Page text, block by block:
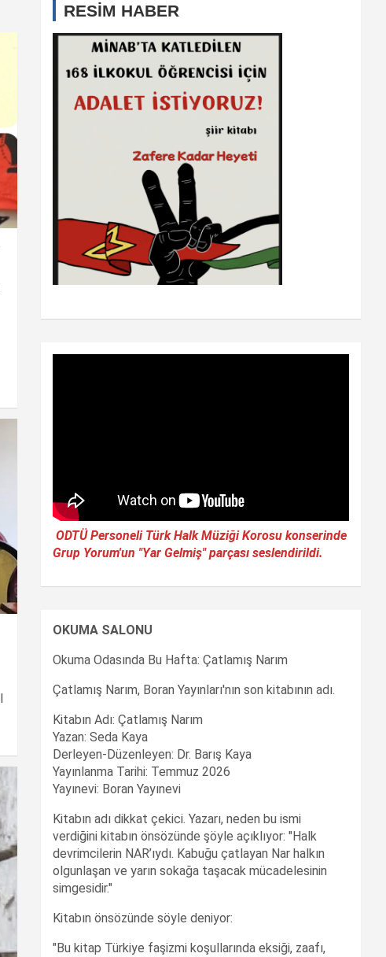
RESİM HABER
ODTÜ Personeli Türk Halk Müziği Korosu konserinde
Grup Yorum'un "Yar Gelmiş" parçası seslendirildi.
OKUMA SALONU
Okuma Odasında Bu Hafta: Çatlamış Narım
Çatlamış Narım, Boran Yayınları'nın son kitabının adı.
Kitabın Adı: Çatlamış Narım
Yazan: Seda Kaya
Derleyen-Düzenleyen: Dr. Barış Kaya
Yayınlanma Tarihi: Temmuz 2026
Yayınevi: Boran Yayınevi
Kitabın adı dikkat çekici. Yazarı, neden bu ismi
verdiğini kitabın önsözünde şöyle açıklıyor: "Halk
devrimcilerin NAR’ıydı. Kabuğu çatlayan Nar halkın
olgunlaşan ve yarın sokağa taşacak mücadelesinin
simgesidir."
Kitabın önsözünde söyle deniyor:
"Bu kitap Türkiye faşizmi koşullarında eksiği, zaafı,